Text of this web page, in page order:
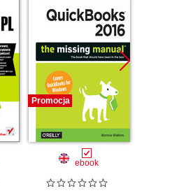
Promocja
ebook